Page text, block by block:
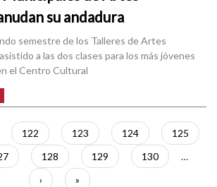
su andadura
semestre de los Talleres de Artes
a las dos clases para los más jóvenes
el Centro Cultural
Pàgina
122 Pàgina
123 Pàgina
124 Pàgina
125
Pàgina
128 Pàgina
129 Pàgina
130
…
Pàgina
›
Última
»